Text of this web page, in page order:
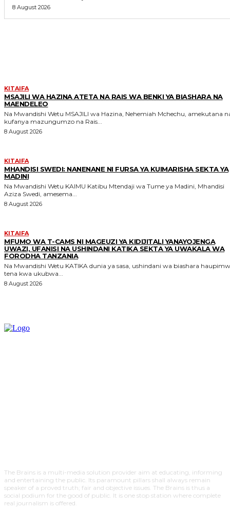
8 August 2026
KITAIFA
MSAJILI WA HAZINA ATETA NA RAIS WA BENKI YA BIASHARA NA
MAENDELEO
Na Mwandishi Wetu MSAJILI wa Hazina, Nehemiah Mchechu, amekutana na
kufanya mazungumzo na Rais...
8 August 2026
KITAIFA
MHANDISI SWEDI: NANENANE NI FURSA YA KUIMARISHA SEKTA YA
MADINI
Na Mwandishi Wetu KAIMU Katibu Mtendaji wa Tume ya Madini, Mhandisi
Aziza Swedi, amesema...
8 August 2026
KITAIFA
MFUMO WA T-CAMS NI MAGEUZI YA KIDIJITALI YANAYOJENGA
UWAZI, UFANISI NA USHINDANI KATIKA SEKTA YA UWAKALA WA
FORODHA TANZANIA
Na Mwandishi Wetu KATIKA dunia ya sasa, ushindani wa biashara haupimwi
tena kwa ukubwa...
8 August 2026
The Brains is a multi-media solution provider aim at educating, informing
and entertaining the public. Its paramount pillars shall always remain
speaker of a proved truth; fair and objective issues. The Brains is thus a
social podium for the good of public. It is one stop station where complete
real journalism is offered.